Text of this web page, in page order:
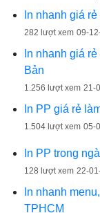
In nhanh giá
282 lượt xem 09-
In nhanh giá
Bản
1.256 lượt xem 21-
In PP giá rẻ
1.504 lượt xem 05-
In PP trong
128 lượt xem 22-
In nhanh
TPHCM